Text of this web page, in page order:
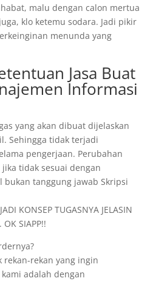
malu dengan calon mertua
klo ketemu sodara. Jadi pikir
menunda yang
Jasa Buat
Informasi
yang akan dibuat dijelaskan
Sehingga tidak terjadi
pengerjaan. Perubahan
tidak sesuai dengan
bukan tanggung jawab Skripsi
KONSEP TUGASNYA JELASIN
OK SIAPP!!
rekan-rekan yang ingin
adalah dengan